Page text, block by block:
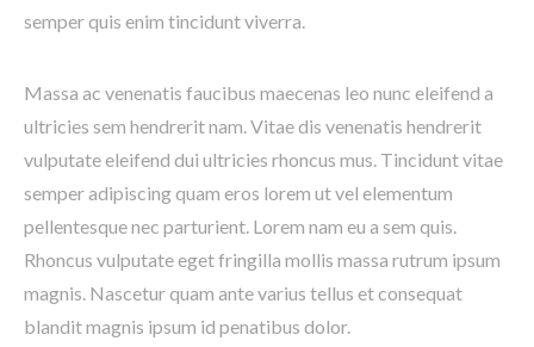
semper quis enim tincidunt viverra.
Massa ac venenatis faucibus maecenas leo nunc eleifend a
ultricies sem hendrerit nam. Vitae dis venenatis hendrerit
vulputate eleifend dui ultricies rhoncus mus. Tincidunt vitae
semper adipiscing quam eros lorem ut vel elementum
pellentesque nec parturient. Lorem nam eu a sem quis.
Rhoncus vulputate eget fringilla mollis massa rutrum ipsum
magnis. Nascetur quam ante varius tellus et consequat
blandit magnis ipsum id penatibus dolor.